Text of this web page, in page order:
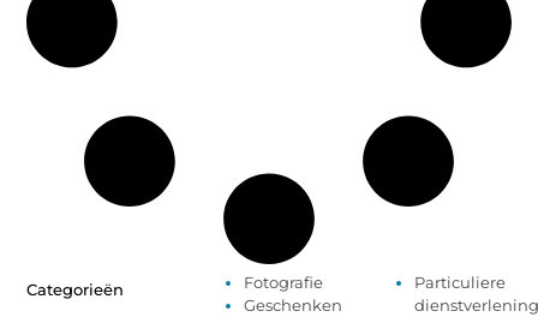
Categorieën
Fotografie
Geschenken
Particuliere
dienstverlening